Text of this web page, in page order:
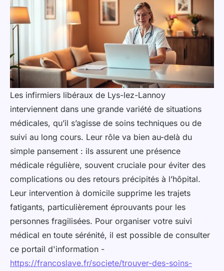
Les infirmiers libéraux de Lys-lez-Lannoy
interviennent dans une grande variété de situations
médicales, qu’il s’agisse de soins techniques ou de
suivi au long cours. Leur rôle va bien au-delà du
simple pansement : ils assurent une présence
médicale régulière, souvent cruciale pour éviter des
complications ou des retours précipités à l’hôpital.
Leur intervention à domicile supprime les trajets
fatigants, particulièrement éprouvants pour les
personnes fragilisées. Pour organiser votre suivi
médical en toute sérénité, il est possible de consulter
ce portail d'information -
https://francoslave.fr/societe/trouver-des-soins-